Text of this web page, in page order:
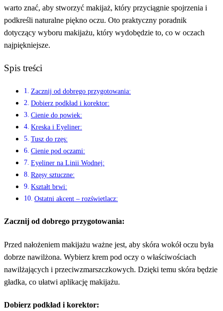
warto znać, aby stworzyć makijaż, który przyciągnie spojrzenia i
podkreśli naturalne piękno oczu. Oto praktyczny poradnik
dotyczący wyboru makijażu, który wydobędzie to, co w oczach
najpiękniejsze.
Spis treści
Zacznij od dobrego przygotowania:
Dobierz podkład i korektor:
Cienie do powiek:
Kreska i Eyeliner:
Tusz do rzęs:
Cienie pod oczami:
Eyeliner na Linii Wodnej:
Rzęsy sztuczne:
Kształt brwi:
Ostatni akcent – rozświetlacz:
Zacznij od dobrego przygotowania:
Przed nałożeniem makijażu ważne jest, aby skóra wokół oczu była
dobrze nawilżona. Wybierz krem pod oczy o właściwościach
nawilżających i przeciwzmarszczkowych. Dzięki temu skóra będzie
gładka, co ułatwi aplikację makijażu.
Dobierz podkład i korektor: